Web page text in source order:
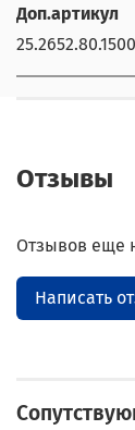
Доп.артикул
25.2652.80.1500
Отзывы
Отзывов еще
Написать